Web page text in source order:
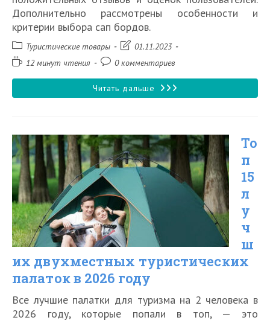
Дополнительно рассмотрены особенности и
критерии выбора сап бордов.
Рубрика
записи:
Туристические товары
Запись01.11.2023
Время12 минут чтения
Комментарии
записи:
0 комментариев
Читать дальше Топ
сап
бордов
году
То
п
15
л
у
ч
ш
их двухместных туристических
палаток в 2026 году
Все лучшие палатки для туризма на 2 человека в
2026 году, которые попали в топ, — это